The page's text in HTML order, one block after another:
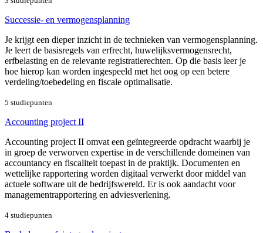
Successie- en vermogensplanning
Je krijgt een dieper inzicht in de technieken van vermogensplanning.
Je leert de basisregels van erfrecht, huwelijksvermogensrecht,
erfbelasting en de relevante registratierechten. Op die basis leer je
hoe hierop kan worden ingespeeld met het oog op een betere
verdeling/toebedeling en fiscale optimalisatie.
5 studiepunten
Accounting project II
Accounting project II omvat een geïntegreerde opdracht waarbij je
in groep de verworven expertise in de verschillende domeinen van
accountancy en fiscaliteit toepast in de praktijk. Documenten en
wettelijke rapportering worden digitaal verwerkt door middel van
actuele software uit de bedrijfswereld. Er is ook aandacht voor
managementrapportering en adviesverlening.
4 studiepunten